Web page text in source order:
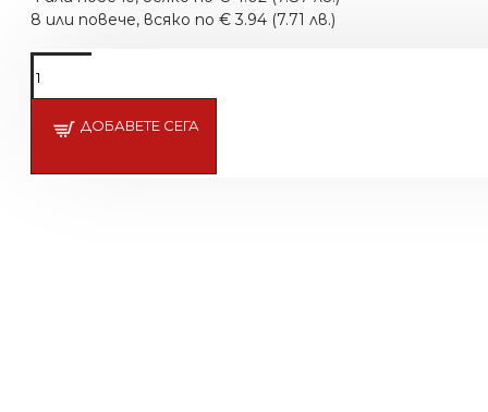
8 или повече, всяко по € 3.94 (7.71 лв.)
ДОБАВЕТЕ СЕГА